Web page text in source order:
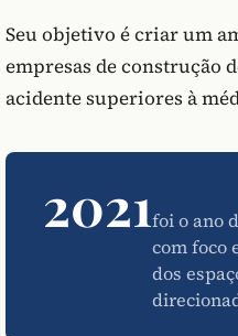
Seu objetivo é criar um
empresas de construção
acidente superiores à
2021foi o ano
com foco
dos